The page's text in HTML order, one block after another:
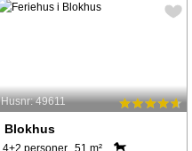
Husnr: 49611
Blokhus
4+2 personer, 51 m²